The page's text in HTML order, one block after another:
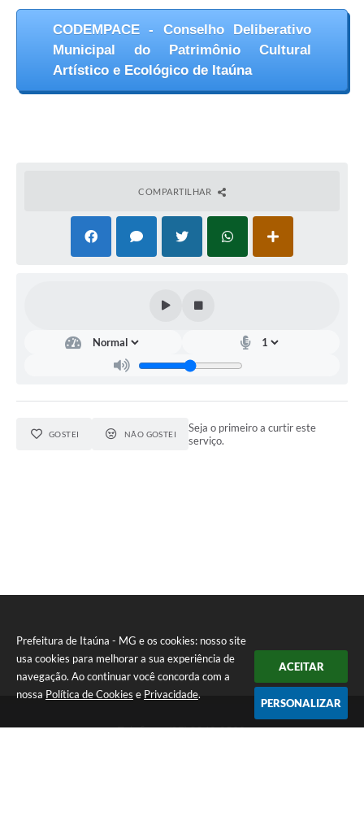
Prefeitura de Itaúna - MG e os cookies: nosso site
usa cookies para melhorar a sua experiência de
navegação. Ao continuar você concorda com a
nossa Política de Cookies e Privacidade.
ACEITAR
PERSONALIZAR
CODEMPACE - Conselho Deliberativo
Municipal do Patrimônio Cultural
Artístico e Ecológico de Itaúna
COMPARTILHAR
GOSTEI NÃO GOSTEI
Seja o primeiro a curtir este
serviço.
Telefone: (37) 3249-9500